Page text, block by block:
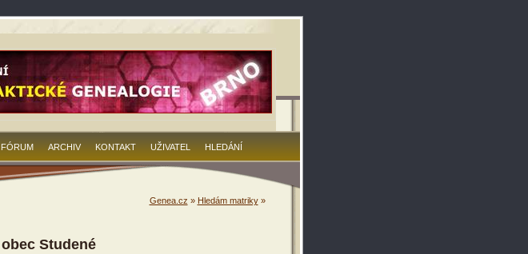
FÓRUM ARCHIV KONTAKT UŽIVATEL HLEDÁNÍ
Genea.cz » Hledám matriky»
obec Studené